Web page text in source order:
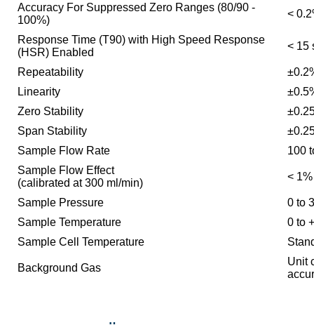
Accuracy For Suppressed Zero Ranges (80/90 -
100%)
<
Response Time (T90) with High Speed Response
(HSR) Enabled
< 15
Repeatability
Linearity
Zero Stability
Span Stability
Sample Flow Rate
100
Sample Flow Effect
(calibrated at 300 ml/min)
<
Sample Pressure
0 to
Sample Temperature
0 to
Sample Cell Temperature
Background Gas
Unit